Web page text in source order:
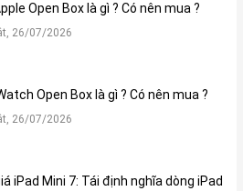
vỏ nhôm nguyên khối, mang lại
bỉ.
Open Box là gì ? Có nên mua ?
26/07/2026
Open Box là gì ? Có nên mua ?
26/07/2026
iPad Mini 7: Tái định nghĩa dòng iPad